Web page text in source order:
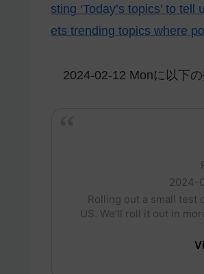
sting ‘Today’s topics’ to
ets trending topics where
2024-02-12 Monに以下
2024-
Rolling out a small test
US. We’ll roll it out in